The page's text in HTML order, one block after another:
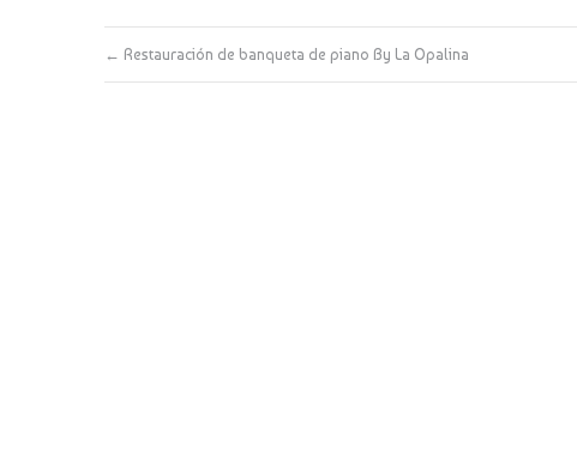
← Restauración de banqueta de piano By La Opalina